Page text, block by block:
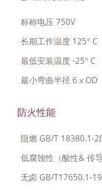
标称电压 750V
长期工作温度 125° C
最低安装温度 -25° C
最小弯曲半径 6 x OD
防火性能
阻燃 GB/T 18380.1-
低腐蚀性（酸性& 传
无卤 GB/T17650.1-